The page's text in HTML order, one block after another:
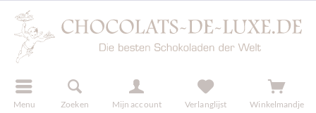
Menu Zoeken Mijn account
registreren Verlanglijst Winkelmandje